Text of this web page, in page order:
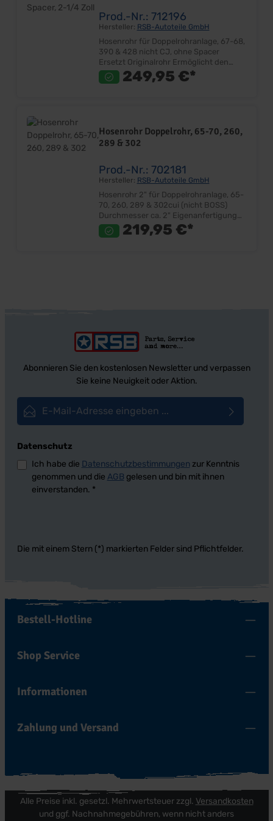
Prod.-Nr.: 712196
Hersteller: RSB-Autoteile GmbH
Hosenrohr für Doppelrohranlage, 67-68,
390 & 428 nicht CJ, ohne Spacer
Ersetzt Originalrohr Ermöglicht den
Einbau ohne den Originalen
Abgasspacer Direkte Montage am
Gußkrümmer Der Flansch muss
angeschweißt werden! Lieferumfang:
249,95 €*
Hosenrohr Doppelrohr, 65-70, 260,
289 & 302
Prod.-Nr.: 702181
Hersteller: RSB-Autoteile GmbH
Hosenrohr 2" für Doppelrohranlage, 65-
70, 260, 289 & 302cui (nicht BOSS)
Durchmesser ca. 2" Eigenanfertigung
Abgasrohre - Made in Germany!
Verbesserte Passgenauigkeit Sehr gute
Gußkrümmer Hinweis: Beste
Passgenauigkeit und bestes
Montageergebnis erziehlen Sie nur in
angefertigten Abgasrohre. Bei Montage
mit anderen Herstellern sind immer
219,95 €*
Abonnieren Sie den kostenlosen Newsletter und verpassen
Sie keine Neuigkeit oder Aktion.
Datenschutz
Ich habe die Datenschutzbestimmungen zur Kenntnis
genommen und die AGB gelesen und bin mit ihnen
einverstanden. *
Die mit einem Stern (*) markierten Felder sind Pflichtfelder.
Bestell-Hotline
Shop Service
Informationen
Zahlung und Versand
Alle Preise inkl. gesetzl. Mehrwertsteuer zzgl. Versandkosten
und ggf. Nachnahmegebühren, wenn nicht anders